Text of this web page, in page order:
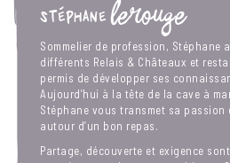
stéphane LEROUGE
Sommelier de profession, Stéphane
différents Relais & Châteaux et
permis de développer ses
Aujourd’hui à la tête de la cave à
Stéphane vous transmet sa passion
autour d’un bon repas.
Partage, découverte et exigence